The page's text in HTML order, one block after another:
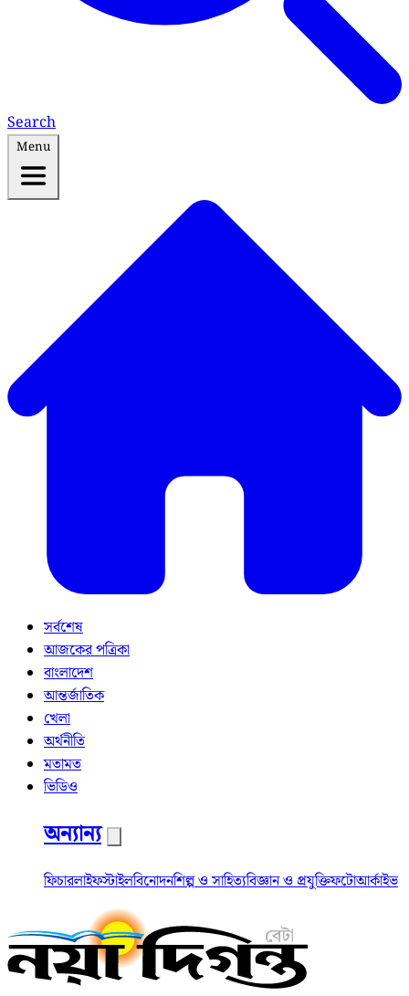
Search
Menu
সর্বশেষ
আজকের পত্রিকা
বাংলাদেশ
আন্তর্জাতিক
খেলা
অর্থনীতি
মতামত
ভিডিও
অন্যান্য
ফিচারলাইফস্টাইলবিনোদনশিল্প ও সাহিত্যবিজ্ঞান ও প্রযুক্তিফটোআর্কাইভ